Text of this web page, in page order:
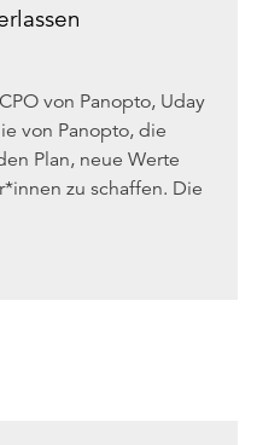
von Panopto, Uday
von Panopto, die
Plan, neue Werte
zu schaffen. Die